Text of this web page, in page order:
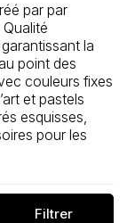
par par
la
point des
couleurs fixes
et pastels
esquisses,
pour les
Filtrer